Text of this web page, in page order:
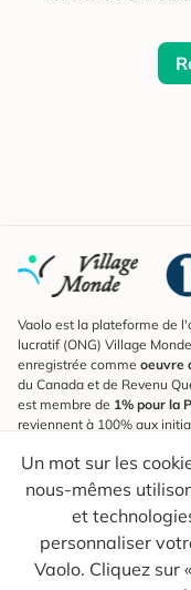
Un mot sur les
nous-mêmes
et
personnaliser
Vaolo. Cliquez sur
Vaolo est la plateforme de
lucratif (ONG) Village
enregistrée comme oeuvre
du Canada et de Revenu
est membre de 1% pour la
reviennent à 100% aux
S'inscrire à l'infolettre
Pour connaître les
astuces pour des voyages
Ton courriel